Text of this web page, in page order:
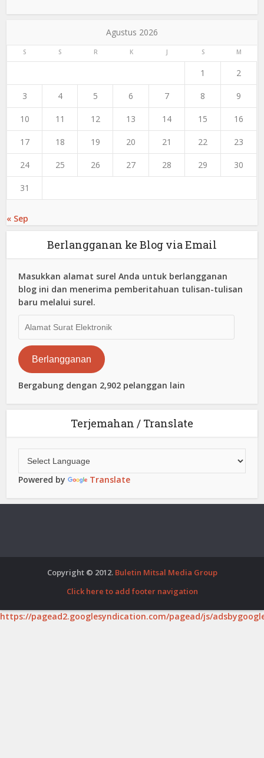
Agustus 2026
S S R K J S M
1 2
3 4 5 6 7 8 9
10 11 12 13 14 15 16
17 18 19 20 21 22 23
24 25 26 27 28 29 30
31
« Sep
Berlangganan ke Blog via Email
Masukkan alamat surel Anda untuk berlangganan
blog ini dan menerima pemberitahuan tulisan-tulisan
baru melalui surel.
Surat
Elektronik
Berlangganan
Bergabung dengan 2,902 pelanggan lain
Terjemahan / Translate
Powered by Translate
Copyright © 2012. Buletin Mitsal Media Group
Click here to add footer navigation
https://pagead2.googlesyndication.com/pagead/js/